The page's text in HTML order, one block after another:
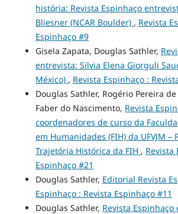
história: Revista Espinhaço
Bliesner (NCAR Boulder) , Revista
Espinhaço #9
Gisela Zapata, Douglas Sathler,
entrevista: Silvia Elena Giorguli
México) , Revista Espinhaço :
Douglas Sathler, Rogério Pereira
Faber do Nascimento, Revista
coordenadores de curso da
em Humanidades (FIH) da UFVJM
Trajetória Histórica da FIH , Revista
Espinhaço #21
Douglas Sathler, Editorial Revista
Espinhaço : Revista Espinhaço #11
Douglas Sathler, Revista